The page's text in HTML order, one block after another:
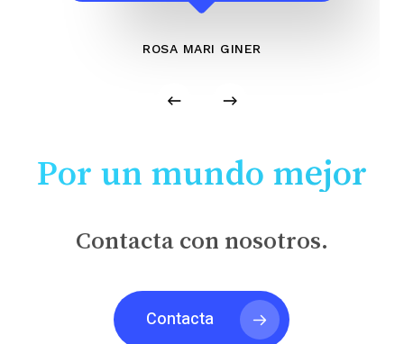
ROSA MARI GINER
Por un mundo mejor
Contacta con nosotros.
Contacta